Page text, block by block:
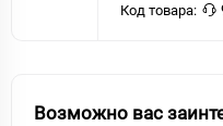
Код товара:
Возможно вас